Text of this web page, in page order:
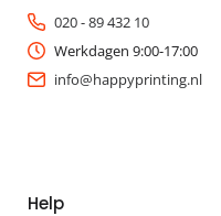
020 - 89 432 10
Werkdagen 9:00-17:00
info@happyprinting.nl
Help